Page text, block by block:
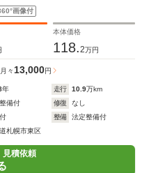
ンサウンドナビTV
ボリー革シート ス
画像付
本体価格
118.2万円
月々13,000円
年 走行 10.9万km
備付 修復
なし
整備
法定整備付
札幌市東区
見積依頼